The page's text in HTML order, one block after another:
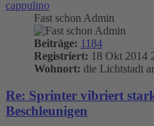
cappulino
Fast schon Admin
Beiträge: 1184
Registriert: 18 Okt 2014
Wohnort: die Lichtstadt
Re: Sprinter vibriert
Beschleunigen